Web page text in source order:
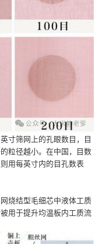
寸筛网上的孔眼数目，目
粒径越小。在中国，目数
用每英寸内的目孔数表
烧结型毛细芯中液体工质
用于提升均温板内工质流